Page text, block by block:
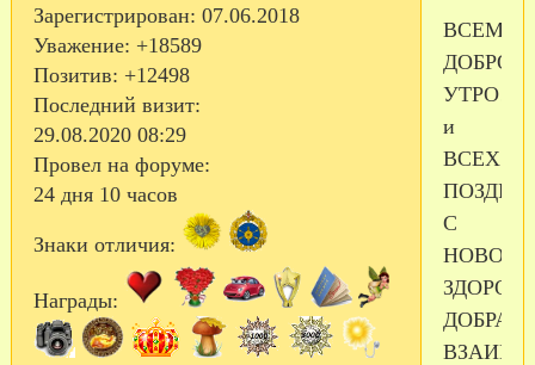
Зарегистрирован: 07.06.2018
Уважение: +18589
Позитив: +12498
Последний визит:
29.08.2020 08:29
Провел на форуме:
24 дня 10 часов
Знаки отличия:
Награды:
ВСЕМ
ДОБРОЕ
УТРО!!!
и
ВСЕХ
С
ДОБРА,